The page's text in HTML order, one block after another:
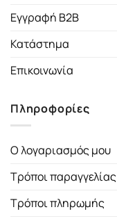
Εγγραφή B2B
Κατάστημα
Επικοινωνία
Πληροφορίες
Ο λογαριασμός μου
Τρόποι παραγγελίας
Τρόποι πληρωμής